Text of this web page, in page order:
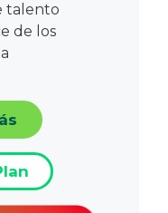
talento
de los